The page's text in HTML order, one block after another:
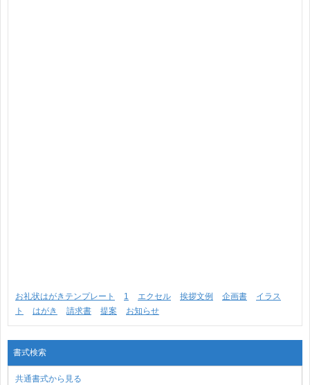
お礼状はがきテンプレート 1 エクセル 挨拶文例 企画書
イラス
ト
はがき 請求書 提案 お知らせ
書式検索
共通書式から見る